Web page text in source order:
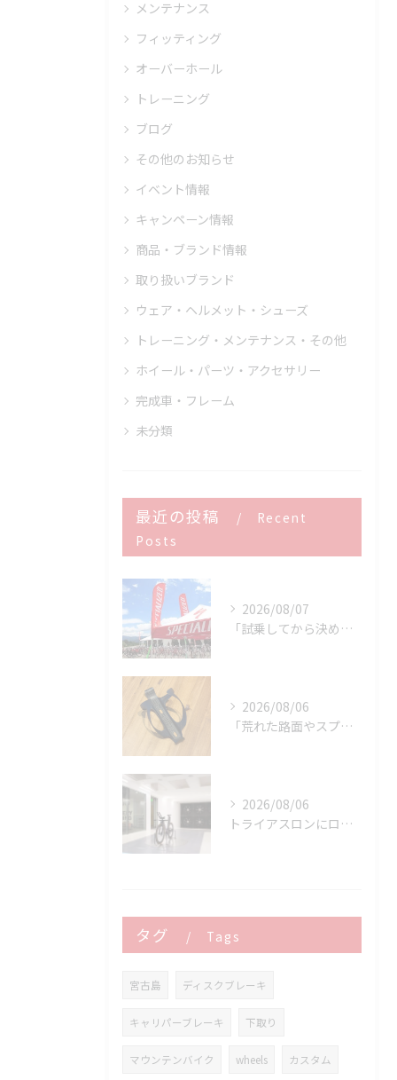
メンテナンス
フィッティング
オーバーホール
トレーニング
ブログ
その他のお知らせ
イベント情報
キャンペーン情報
商品・ブランド情報
取り扱いブランド
ウェア・ヘルメット・シューズ
トレーニング・メンテナンス・その他
ホイール・パーツ・アクセサリー
完成車・フレーム
未分類
最近の投稿
Recent
Posts
2026/08/07
「試乗してから決める。」 それがPOWER-KIDSの一番大切にしていることです。
2026/08/06
「荒れた路面やスプリントでボトルが飛んでヒヤッとしたこと、あ...
2026/08/06
トライアスロンにロードバイクはどこまで使える？
タグ Tags
宮古島 ディスクブレーキ
キャリパーブレーキ 下取り
マウンテンバイク wheels カスタム